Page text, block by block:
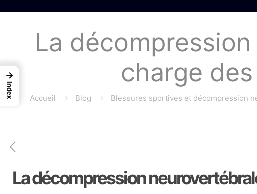
La
charge
Accueil Blog Blessures sportives et décompression
La décompression
→
Index